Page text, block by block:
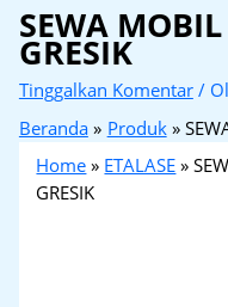
SEWA
GRESIK
Tinggalkan Komentar /
Beranda
Produk
Home » ETALASE »
GRESIK